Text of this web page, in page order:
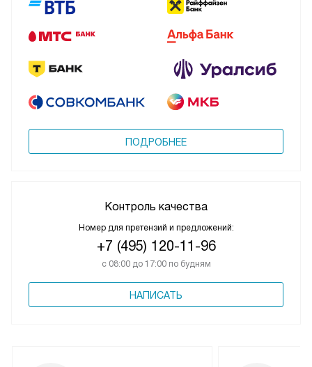
ПОДРОБНЕЕ
Контроль качества
Номер для претензий и предложений:
+7 (495) 120-11-96
с 08:00 до 17:00 по будням
НАПИСАТЬ